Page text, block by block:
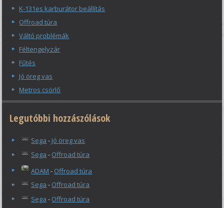
K-131es karburátor beállítás
Offroad túra
Váltó problémák
Féltengelyzár
Fűtés
Jó öreg vas
Metros csörlő
Legutóbbi hozzászólások
Sega -Jó öreg vas
Sega -Offroad túra
ADAM - Offroad túra
Sega -Offroad túra
Sega -Offroad túra